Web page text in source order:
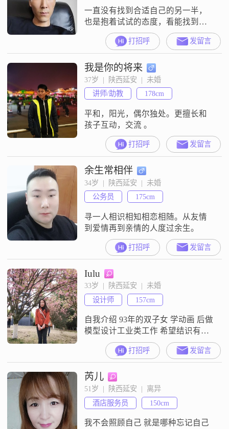
一直没有找到合适自己的另一半，
也是抱着试试的态度，看能找到自
己未来的另一半
打招呼 发留言
我是你的将来
37岁  |  陕西延安  |  未婚
讲师/助教
178cm
平和，阳光，偶尔独处。更擅长和
孩子互动，交流 。
打招呼 发留言
余生常相伴
34岁  |  陕西延安  |  未婚
公务员
175cm
寻一人相识相知相恋相随。从友情
到爱情再到亲情的人度过余生。
打招呼 发留言
Iulu
33岁  |  陕西延安  |  未婚
设计师
157cm
自我介绍 93年的双子女 学动画 后做
模型设计工业类工作 希望结识有缘
打招呼 发留言
芮儿
51岁  |  陕西延安  |  离异
酒店服务员
150cm
我不会照顾自己 就是哪种忘记自己